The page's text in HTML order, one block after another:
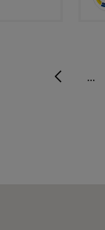
…